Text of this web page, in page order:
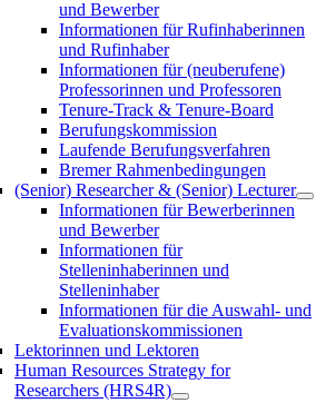
und Bewerber
Informationen für Rufinhaberinnen
und Rufinhaber
Informationen für (neuberufene)
Professorinnen und Professoren
Tenure-Track & Tenure-Board
Berufungskommission
Laufende Berufungsverfahren
Bremer Rahmenbedingungen
(Senior) Researcher & (Senior) Lecturer
Informationen für Bewerberinnen
und Bewerber
Informationen für
Stelleninhaberinnen und
Stelleninhaber
Informationen für die Auswahl- und
Evaluationskommissionen
Lektorinnen und Lektoren
Human Resources Strategy for
Researchers (HRS4R)